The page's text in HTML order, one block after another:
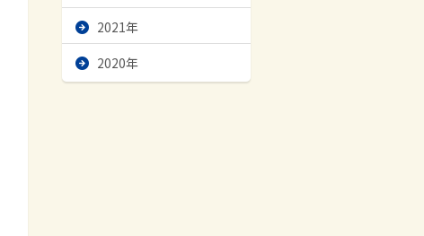
2021年
2020年